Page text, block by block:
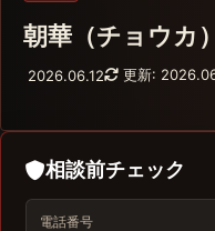
朝華（チョウカ）
2026.06.12 更新:
相談前チェック
電話番号